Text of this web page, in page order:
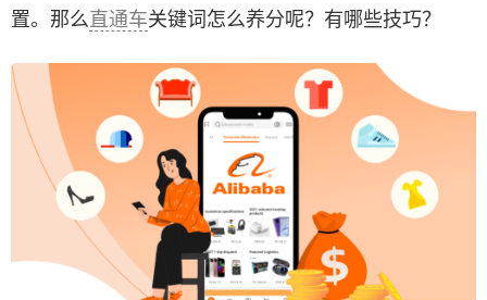
置。那么直通车关键词怎么养分呢？有哪些技巧？